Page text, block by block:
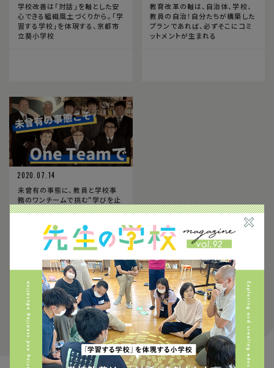
学校改善は「対話」を軸とした安
心できる組織風土づくりから。「学
習する学校」を体現する、京都市
立葵小学校
教育改革の軸は、自治体、学校、
教員の自治！自分たちが構築した
プランであれば、必ずそこにコミ
ットメントが生まれる
2020.07.14
未曾有の事態に、教員と学校事
務のワンチームで挑む“学びを止
めない”学校づくり
2